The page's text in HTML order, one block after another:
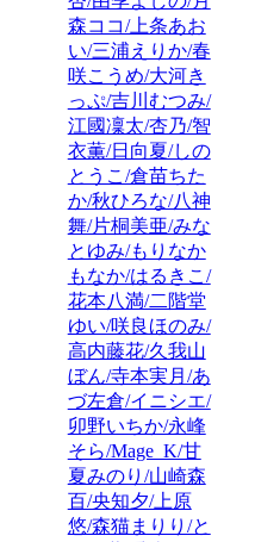
森ココ/上条あお
い/三浦えりか/春
咲こうめ/大河き
っぷ/吉川むつみ/
江國凜太/杏乃/智
衣薫/日向夏/しの
とうこ/倉苗ちた
か/秋ひろな/八神
舞/片桐美亜/みな
とゆみ/もりなか
もなか/はるきこ/
花本八満/二階堂
ゆい/咲良ほのみ/
高内藤花/久我山
ぼん/寺本実月/あ
づ左倉/イニシエ/
卯野いちか/永峰
そら/Mage_K/甘
夏みのり/山崎森
百/央知夕/上原
悠/森猫まりり/と